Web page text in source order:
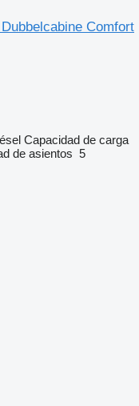
Comfort
Capacidad de carga
de asientos 5